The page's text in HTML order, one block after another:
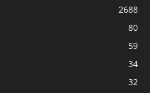
2688
80
59
34
32